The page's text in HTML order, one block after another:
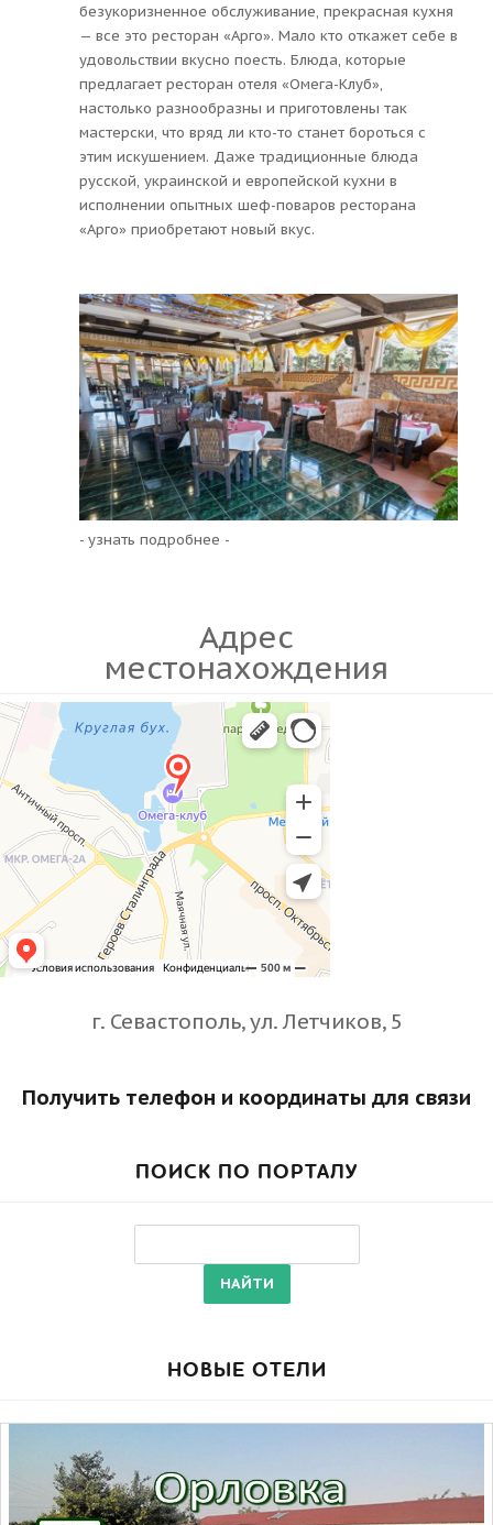
безукоризненное обслуживание, прекрасная кухня
— все это ресторан «Арго». Мало кто откажет себе в
удовольствии вкусно поесть. Блюда, которые
предлагает ресторан отеля «Омега-Клуб»,
настолько разнообразны и приготовлены так
мастерски, что вряд ли кто-то станет бороться с
этим искушением. Даже традиционные блюда
русской, украинской и европейской кухни в
исполнении опытных шеф-поваров ресторана
«Арго» приобретают новый вкус.
- узнать подробнее -
Адрес
местонахождения
г. Севастополь, ул. Летчиков, 5
Получить телефон и координаты для связи
ПОИСК ПО ПОРТАЛУ
НОВЫЕ ОТЕЛИ